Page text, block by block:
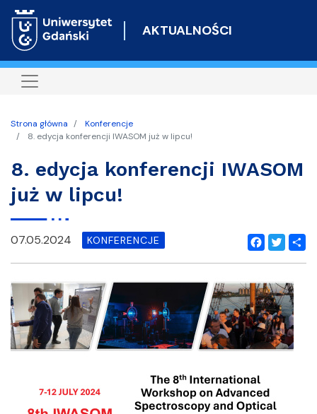
do
AKTUALNOŚCI
Strona główna
Konferencje
8. edycja konferencji IWASOM już w lipcu!
8. edycja konferencji IWASOM
już w lipcu!
Facebook
Twitter
07.05.2024 KONFERENCJE